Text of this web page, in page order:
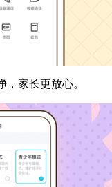
家长更放心。